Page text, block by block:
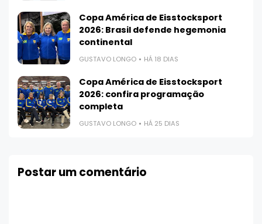
Copa América de Eisstocksport
2026: Brasil defende hegemonia
continental
GUSTAVO LONGO HÁ 18 DIAS
Copa América de Eisstocksport
2026: confira programação
completa
GUSTAVO LONGO HÁ 25 DIAS
Postar um comentário